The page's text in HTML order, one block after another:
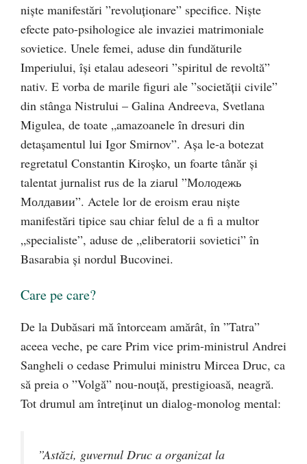
niște manifestări ”revoluționare” specifice. Niște
efecte pato-psihologice ale invaziei matrimoniale
sovietice. Unele femei, aduse din fundăturile
Imperiului, își etalau adeseori ”spiritul de revoltă”
nativ. E vorba de marile figuri ale ”societății civile”
din stânga Nistrului – Galina Andreeva, Svetlana
Migulea, de toate „amazoanele în dresuri din
detaşamentul lui Igor Smirnov”. Așa le-a botezat
regretatul Constantin Kiroșko, un foarte tânăr și
talentat jurnalist rus de la ziarul ”Молодежь
Молдавии”. Actele lor de eroism erau niște
manifestări tipice sau chiar felul de a fi a multor
„specialiste”, aduse de „eliberatorii sovietici” în
Basarabia și nordul Bucovinei.
Care pe care?
De la Dubăsari mă întorceam amărât, în ”Tatra”
aceea veche, pe care Prim vice prim-ministrul Andrei
Sangheli o cedase Primului ministru Mircea Druc, ca
să preia o ”Volgă” nou-nouță, prestigioasă, neagră.
Tot drumul am întreținut un dialog-monolog mental:
”Astăzi, guvernul Druc a organizat la